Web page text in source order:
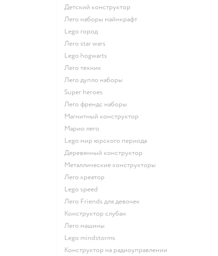
Детский конструктор
Лего наборы майнкрафт
Lego город
Лего star wars
Lego hogwarts
Лего техник
Лего дупло наборы
Super heroes
Лего френдс наборы
Магнитный конструктор
Марио лего
Lego мир юрского периода
Деревянный конструктор
Металлические конструкторы
Лего креатор
Lego speed
Лего Friends для девочек
Конструктор слубан
Лего машины
Lego mindstorms
Конструктор на радиоуправлении